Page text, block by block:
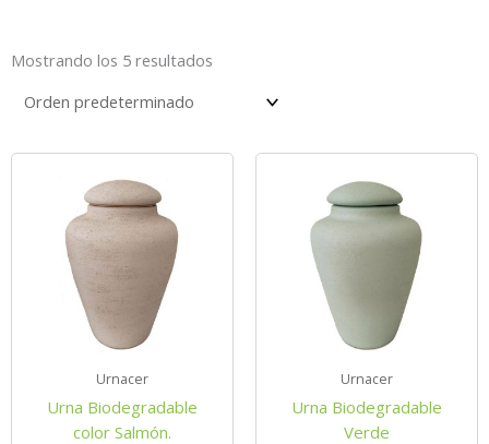
Mostrando los 5 resultados
Urnacer
Urna Biodegradable
color Salmón.
Urnacer
Urna Biodegradable
Verde